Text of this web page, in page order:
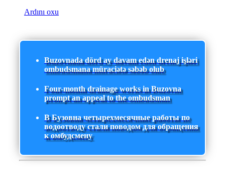
Ardını oxu
Buzovnada dörd ay davam edən drenaj işləri
ombudsmana müraciətə səbəb olub
Four-month drainage works in Buzovna
prompt an appeal to the ombudsman
В Бузовна четырехмесячные работы по
водоотводу стали поводом для обращения
к омбудсмену